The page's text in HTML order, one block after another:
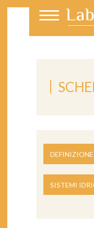
SISTEMI